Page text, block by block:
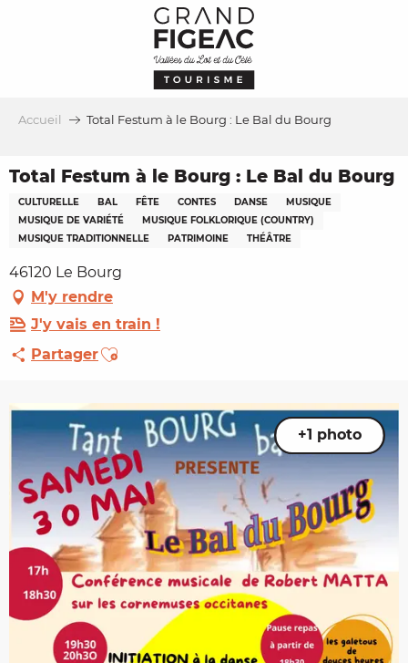
Accueil Total Festum à le Bourg : Le Bal du Bourg
Total Festum à le Bourg : Le Bal du Bourg
CULTURELLE BAL FÊTE CONTES DANSE
MUSIQUE
MUSIQUE DE VARIÉTÉ
MUSIQUE FOLKLORIQUE (COUNTRY)
MUSIQUE TRADITIONNELLE
PATRIMOINE THÉÂTRE
46120 Le Bourg
M'y rendre
J'y vais en train !
PartagerAjouter aux favoris
+1 photo